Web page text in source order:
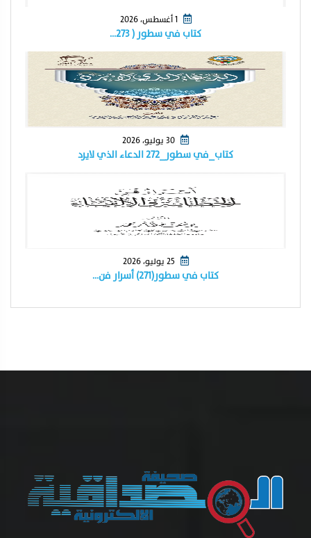
1 أغسطس، 2026
كتاب في سطور ( ٢٧٣…
كتاب_في سطور_٢٧٢ الدعاء الذي لايرد
كتاب في سطور(٢٧١) أسرار فن…